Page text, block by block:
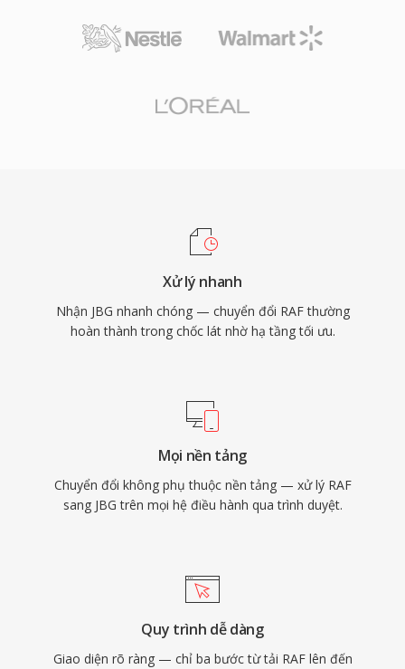
Xử lý nhanh
Nhận JBG nhanh chóng — chuyển đổi RAF thường
hoàn thành trong chốc lát nhờ hạ tầng tối ưu.
Mọi nền tảng
Chuyển đổi không phụ thuộc nền tảng — xử lý RAF
sang JBG trên mọi hệ điều hành qua trình duyệt.
Quy trình dễ dàng
Giao diện rõ ràng — chỉ ba bước từ tải RAF lên đến